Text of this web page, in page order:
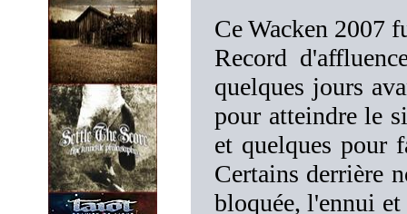
Ce Wacken 2007
Record
quelques jours
pour atteindre le
et quelques pour
Certains derrière
bloquée, l'ennui